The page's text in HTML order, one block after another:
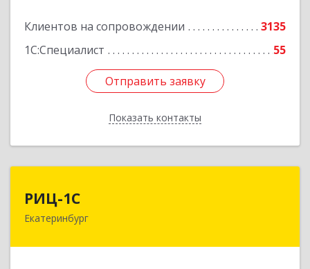
Клиентов на сопровождении
3135
1С:Специалист
55
Отправить заявку
Показать контакты
Отправить заявку
Назад
РИЦ-1С
Екатеринбург
620102, Свердловская обл, Екатеринбург г,